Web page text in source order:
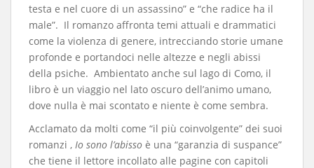
testa e nel cuore di un assassino” e “che radice ha il
male”. Il romanzo affronta temi attuali e drammatici
come la violenza di genere, intrecciando storie umane
profonde e portandoci nelle altezze e negli abissi
della psiche. Ambientato anche sul lago di Como, il
libro è un viaggio nel lato oscuro dell’animo umano,
dove nulla è mai scontato e niente è come sembra.
​Acclamato da molti come “il più coinvolgente” dei suoi
romanzi , Io sono l’abisso è una “garanzia di suspance”
che tiene il lettore incollato alle pagine con capitoli